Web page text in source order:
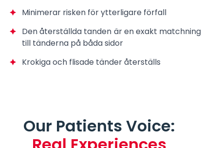
Minimerar risken för ytterligare förfall
Den återställda tanden är en exakt matchning
till tänderna på båda sidor
Krokiga och flisade tänder återställs
Our Patients Voice: